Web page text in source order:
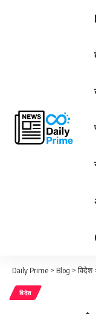
Daily Prime > Blog >विदेश
विदेश